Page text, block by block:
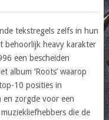
tekstregels zelfs in hun
behoorlijk heavy karakter
een bescheiden
album ‘Roots’ waarop
10 posities in
en zorgde voor een
die de